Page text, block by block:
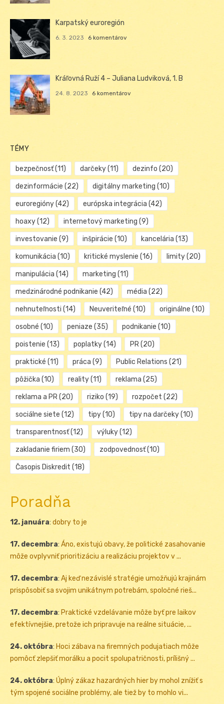
Karpatský euroregión
6. 3. 2023 6 komentárov
Kráľovná Ruží 4 – Juliana Ludviková, 1. B
24. 8. 2023 6 komentárov
TÉMY
bezpečnosť(11) darčeky(11) dezinfo (20)
dezinformácie (22) digitálny marketing (10)
euroregióny(42) európska integrácia (42)
hoaxy(12) internetový marketing (9)
investovanie (9) inšpirácie (10) kancelária (13)
komunikácia (10) kritické myslenie (16) limity(20)
manipulácia (14) marketing (11)
medzinárodné podnikanie (42) média (22)
nehnuteľnosti (14) Neuveriteľné (10) originálne (10)
osobné (10) peniaze (35) podnikanie (10)
poistenie (13) poplatky(14) PR(20)
praktické (11) práca (9) Public Relations (21)
pôžička (10) reality(11) reklama (25)
reklama a PR(20) riziko (19) rozpočet (22)
sociálne siete (12) tipy(10) tipy na darčeky(10)
transparentnosť(12) výluky(12)
zakladanie firiem (30) zodpovednosť(10)
Časopis Diskredit (18)
Poradňa
12. januára: dobry to je
17. decembra: Áno, existujú obavy, že politické zasahovanie
môže ovplyvniť prioritizáciu a realizáciu projektov v ...
17. decembra: Aj keď nezávislé stratégie umožňujú krajinám
prispôsobiť sa svojim unikátnym potrebám, spoločné rieš...
17. decembra: Praktické vzdelávanie môže byť pre laikov
efektívnejšie, pretože ich pripravuje na reálne situácie, ...
24. októbra: Hoci zábava na firemných podujatiach môže
pomôcť zlepšiť morálku a pocit spolupatričnosti, prílišný ...
24. októbra: Úplný zákaz hazardných hier by mohol znížiť s
tým spojené sociálne problémy, ale tiež by to mohlo vi...